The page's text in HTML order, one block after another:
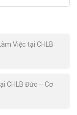
Việc tại CHLB
CHLB Đức – Cơ